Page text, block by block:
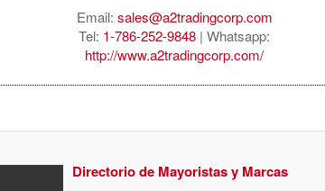
Email: sales@a2tradingcorp.com
Tel: 1-786-252-9848 | Whatsapp:
http://www.a2tradingcorp.com/
Directorio de Mayoristas y Marcas